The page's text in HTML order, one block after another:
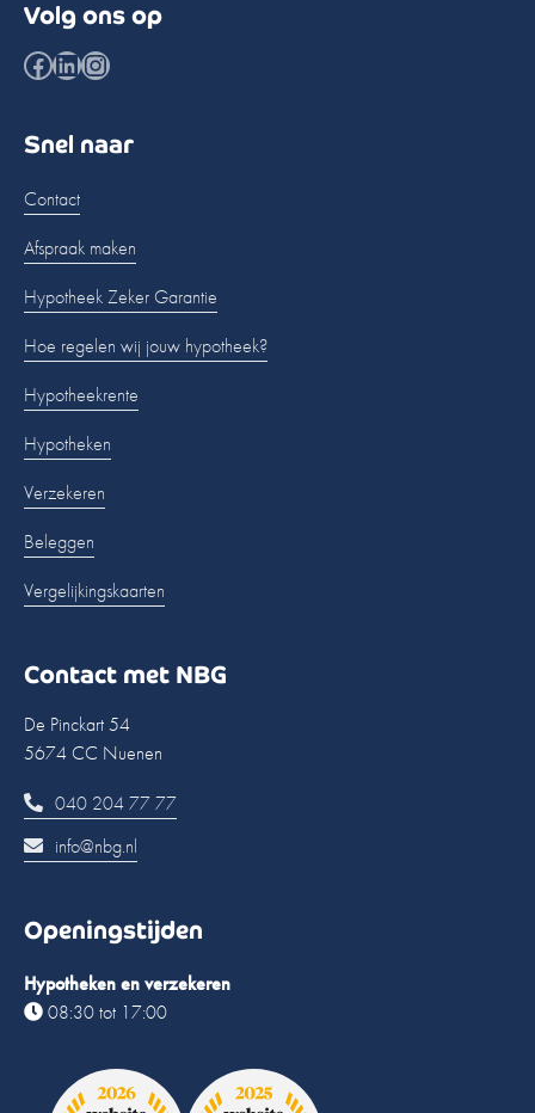
Volg ons op
Facebook
LinkedIn
Instagram
Snel naar
Contact
Afspraak maken
Hypotheek Zeker Garantie
Hoe regelen wij jouw hypotheek?
Hypotheekrente
Hypotheken
Verzekeren
Beleggen
Vergelijkingskaarten
Contact met NBG
De Pinckart 54
5674 CC Nuenen
040 204 77 77
info@nbg.nl
Openingstijden
Hypotheken en verzekeren
08:30 tot 17:00